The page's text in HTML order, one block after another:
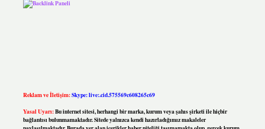
Reklam ve İletişim:Skype: live:.cid.575569c608265c69
Yasal Uyarı:Bu internet sitesi, herhangi bir marka, kurum veya şahıs şirketi ile hiçbir
bağlantısı bulunmamaktadır. Sitede yalnızca kendi hazırladığımız makaleler